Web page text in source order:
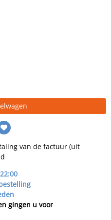
van de factuur (uit
gingen u voor